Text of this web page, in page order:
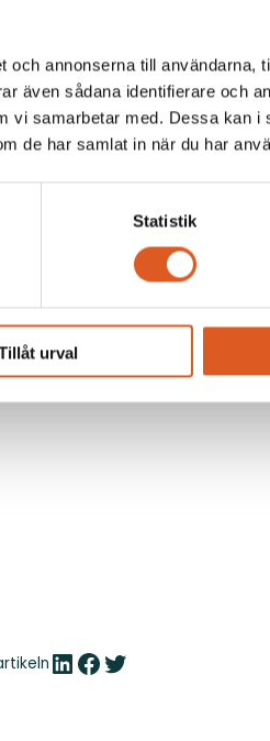
annonserna till användarna,
även sådana identifierare och
vi samarbetar med. Dessa kan i
de har samlat in när du har
Statistik
urval
om det gäller teknisk
LinkedIn
Facebook
Twitter